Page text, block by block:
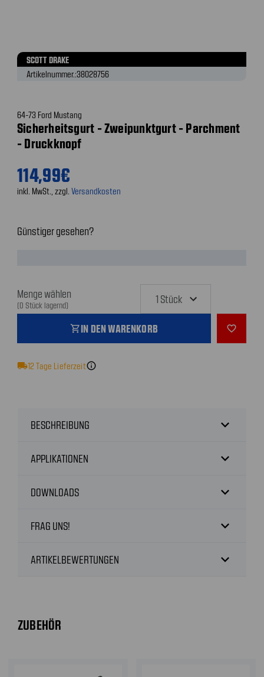
SCOTT DRAKE
Artikelnummer.:38028756
64-73 Ford Mustang
Sicherheitsgurt - Zweipunktgurt - Parchment
- Druckknopf
114,99€
inkl. MwSt., zzgl. Versandkosten
Günstiger gesehen?
Menge wählen
(0 Stück lagernd)
shopping_cartIN DEN WARENKORB favorite_outline
local_shipping12Tage Lieferzeitinfo
BESCHREIBUNG expand_more
APPLIKATIONEN expand_more
DOWNLOADS expand_more
FRAG UNS! expand_more
ARTIKELBEWERTUNGEN expand_more
ZUBEHÖR